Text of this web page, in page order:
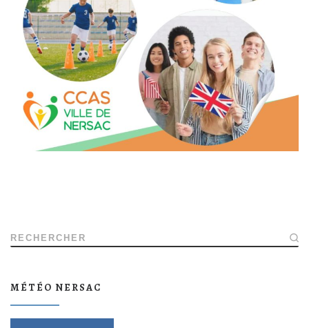
RECHERCHER
MÉTÉO NERSAC